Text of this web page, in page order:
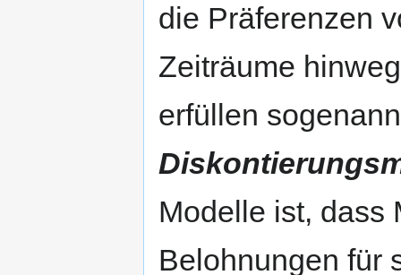
die Präferenzen
Zeiträume
erfüllen
Modelle ist, dass
Belohnungen für